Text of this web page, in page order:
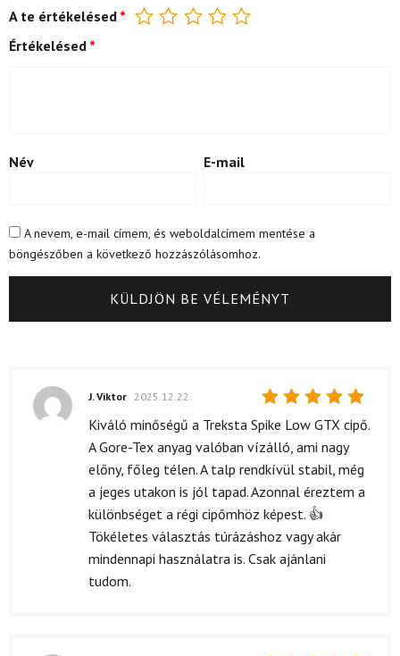
A te értékelésed *
Értékelésed *
Név E-mail
A nevem, e-mail címem, és weboldalcímem mentése a
böngészőben a következő hozzászólásomhoz.
Értékelés:
J. Viktor 2025.12.22.
Kiváló minőségű a Treksta Spike Low GTX cipő.
A Gore-Tex anyag valóban vízálló, ami nagy
előny, főleg télen. A talp rendkívül stabil, még
a jeges utakon is jól tapad. Azonnal éreztem a
különbséget a régi cipőmhöz képest. 👍
Tökéletes választás túrázáshoz vagy akár
mindennapi használatra is. Csak ajánlani
tudom.